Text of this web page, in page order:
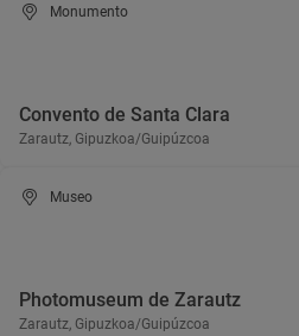
Monumento
Convento de Santa Clara
Zarautz, Gipuzkoa/Guipúzcoa
Museo
Photomuseum de Zarautz
Zarautz, Gipuzkoa/Guipúzcoa